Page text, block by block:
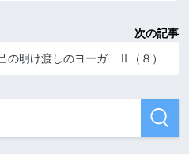
次の記事
の明け渡しのヨーガ Ⅱ（８）